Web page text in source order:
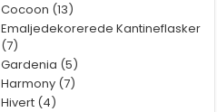
Cocoon (13)
Emaljedekorerede Kantineflasker
(7)
Gardenia (5)
Harmony (7)
Hivert (4)